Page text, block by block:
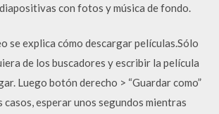
con fotos y música de fondo.
se explica cómo descargar películas.Sólo
de los buscadores y escribir la película
Luego botón derecho > “Guardar como”
casos, esperar unos segundos mientras